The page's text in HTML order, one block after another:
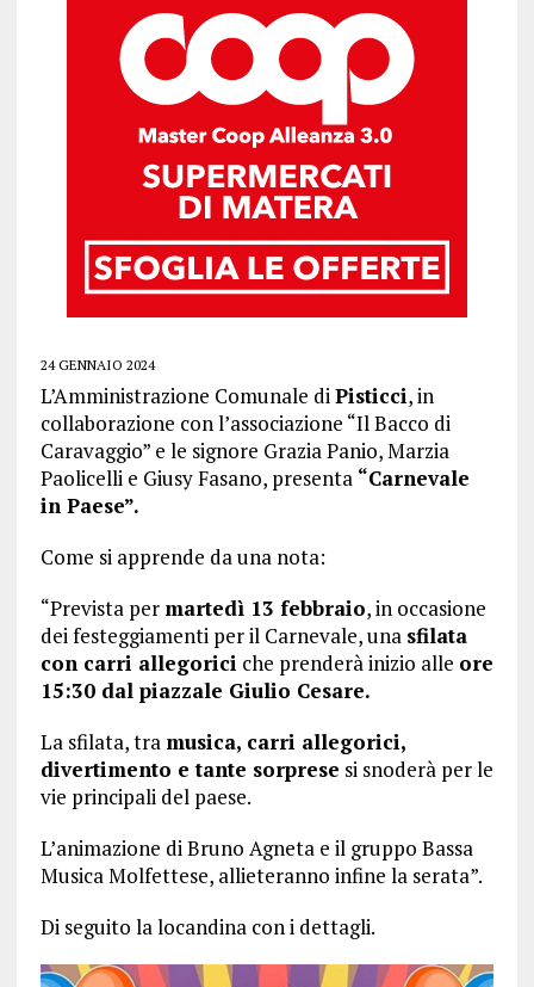
24 GENNAIO 2024
L’Amministrazione Comunale diPisticci, in
collaborazione con l’associazione “Il Bacco di
Caravaggio” e le signore Grazia Panio, Marzia
Paolicelli e Giusy Fasano, presenta“Carnevale
in Paese”.
Come si apprende da una nota:
“Prevista per martedì 13 febbraio, in occasione
dei festeggiamenti per il Carnevale, una sfilata
con carri allegorici che prenderà inizio alle ore
15:30 dal piazzale Giulio Cesare.
La sfilata, tra musica, carri allegorici,
divertimento e tante sorprese si snoderà per le
vie principali del paese.
L’animazione di Bruno Agneta e il gruppo Bassa
Musica Molfettese, allieteranno infine la serata”.
Di seguito la locandina con i dettagli.